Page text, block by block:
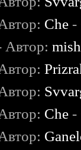
Che -
Автор:
Che -